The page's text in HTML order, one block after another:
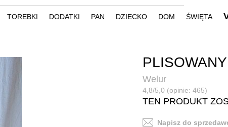
TOREBKI DODATKI PAN DZIECKO DOM ŚWIĘTA
Welur
4,8/5,0 (opinie: 465)
TEN PRODUKT
Napisz do